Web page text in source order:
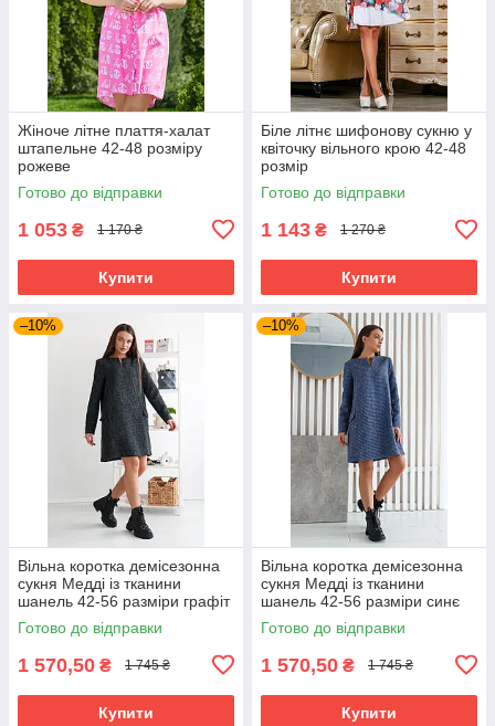
Жіноче літне плаття-халат
штапельне 42-48 розміру
рожеве
Готово до відправки
1 053 ₴ 1 170 ₴
Купити
Біле літнє шифонову сукню у
квіточку вільного крою 42-48
розмір
Готово до відправки
1 143 ₴ 1 270 ₴
Купити
–10%
Вільна коротка демісезонна
сукня Медді із тканини
шанель 42-56 разміри графіт
Готово до відправки
1 570,50 ₴ 1 745 ₴
Купити
–10%
Вільна коротка демісезонна
сукня Медді із тканини
шанель 42-56 разміри синє
Готово до відправки
1 570,50 ₴ 1 745 ₴
Купити